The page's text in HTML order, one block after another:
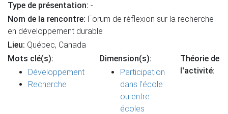
Type de présentation: -
Nom de la rencontre: Forum de réflexion sur la recherche
en développement durable
Lieu: Québec, Canada
Mots clé(s):
Développement
Recherche
Dimension(s):
Participation
dans l’école
ou entre
écoles
Théorie de
l'activité: